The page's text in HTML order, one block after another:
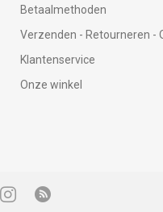
Betaalmethoden
Verzenden - Retourneren -
Klantenservice
Onze winkel